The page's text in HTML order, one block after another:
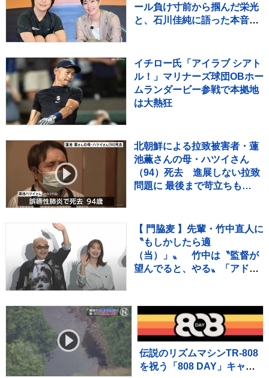
ール負け寸前から掴んだ栄光
と、石川佳純に語った本音
イチロー氏「アイラブ シアト
ル！」マリナーズ球団OBホー
ムランダービー参戦で本拠地
は大熱狂
北朝鮮による拉致被害者・蓮
池薫さんの母・ハツイさん
（94）死去 進展しない拉致
問題に 最後まで苛立ちも…
【 門脇麦 】先輩・竹中直人に
〝もしかしたら適
（当）」〟 竹中は〝監督が
望んでると、やる〟「アドリ
伝説のリズムマシンTR-808
を祝う「808 DAY」キャン